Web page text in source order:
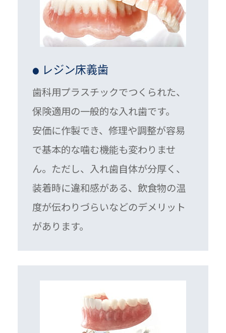
● レジン床義歯
歯科用プラスチックでつくられた、
保険適用の一般的な入れ歯です。
安価に作製でき、修理や調整が容易
で基本的な噛む機能も変わりませ
ん。ただし、入れ歯自体が分厚く、
装着時に違和感がある、飲食物の温
度が伝わりづらいなどのデメリット
があります。